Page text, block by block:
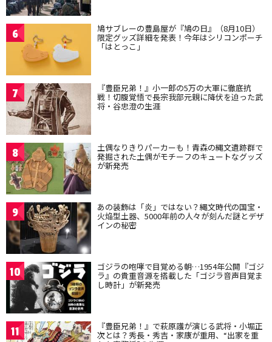
6 鳩サブレーの豊島屋が『鳩の日』（8月10日）
限定グッズ詳細を発表！今年はシリコンポーチ
「はとっこ」
7 『豊臣兄弟！』小一郎の5万の大軍に徹底抗
戦！切腹覚悟で長宗我部元親に降伏を迫った武
将・谷忠澄の生涯
8 土偶なりきりパーカーも！青森の縄文遺跡群で
発掘された土偶がモチーフのキュートなグッズ
が新発売
9 あの装飾は「炎」ではない？縄文時代の国宝・
火焔型土器、5000年前の人々が刻んだ謎とデザ
インの秘密
10 ゴジラの咆哮で目覚める朝…1954年公開『ゴジ
ラ』の貴重音源を搭載した「ゴジラ音声目覚ま
し時計」が新発売
11 『豊臣兄弟！』で萩原護が演じる武将・小堀正
次とは？秀長・秀吉・家康が重用、“出家を重